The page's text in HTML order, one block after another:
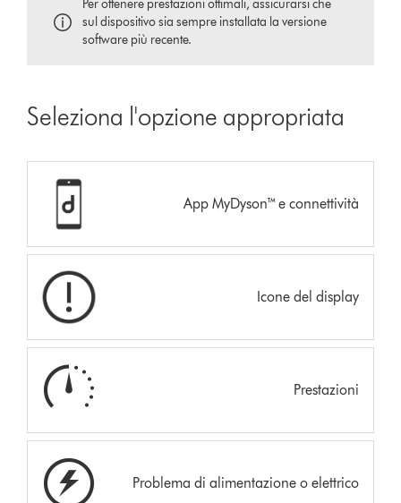
Per ottenere prestazioni ottimali, assicurarsi che
sul dispositivo sia sempre installata la versione
software più recente.
Seleziona l'opzione appropriata
App MyDyson™ e connettività
Icone del display
Prestazioni
Problema di alimentazione o elettrico